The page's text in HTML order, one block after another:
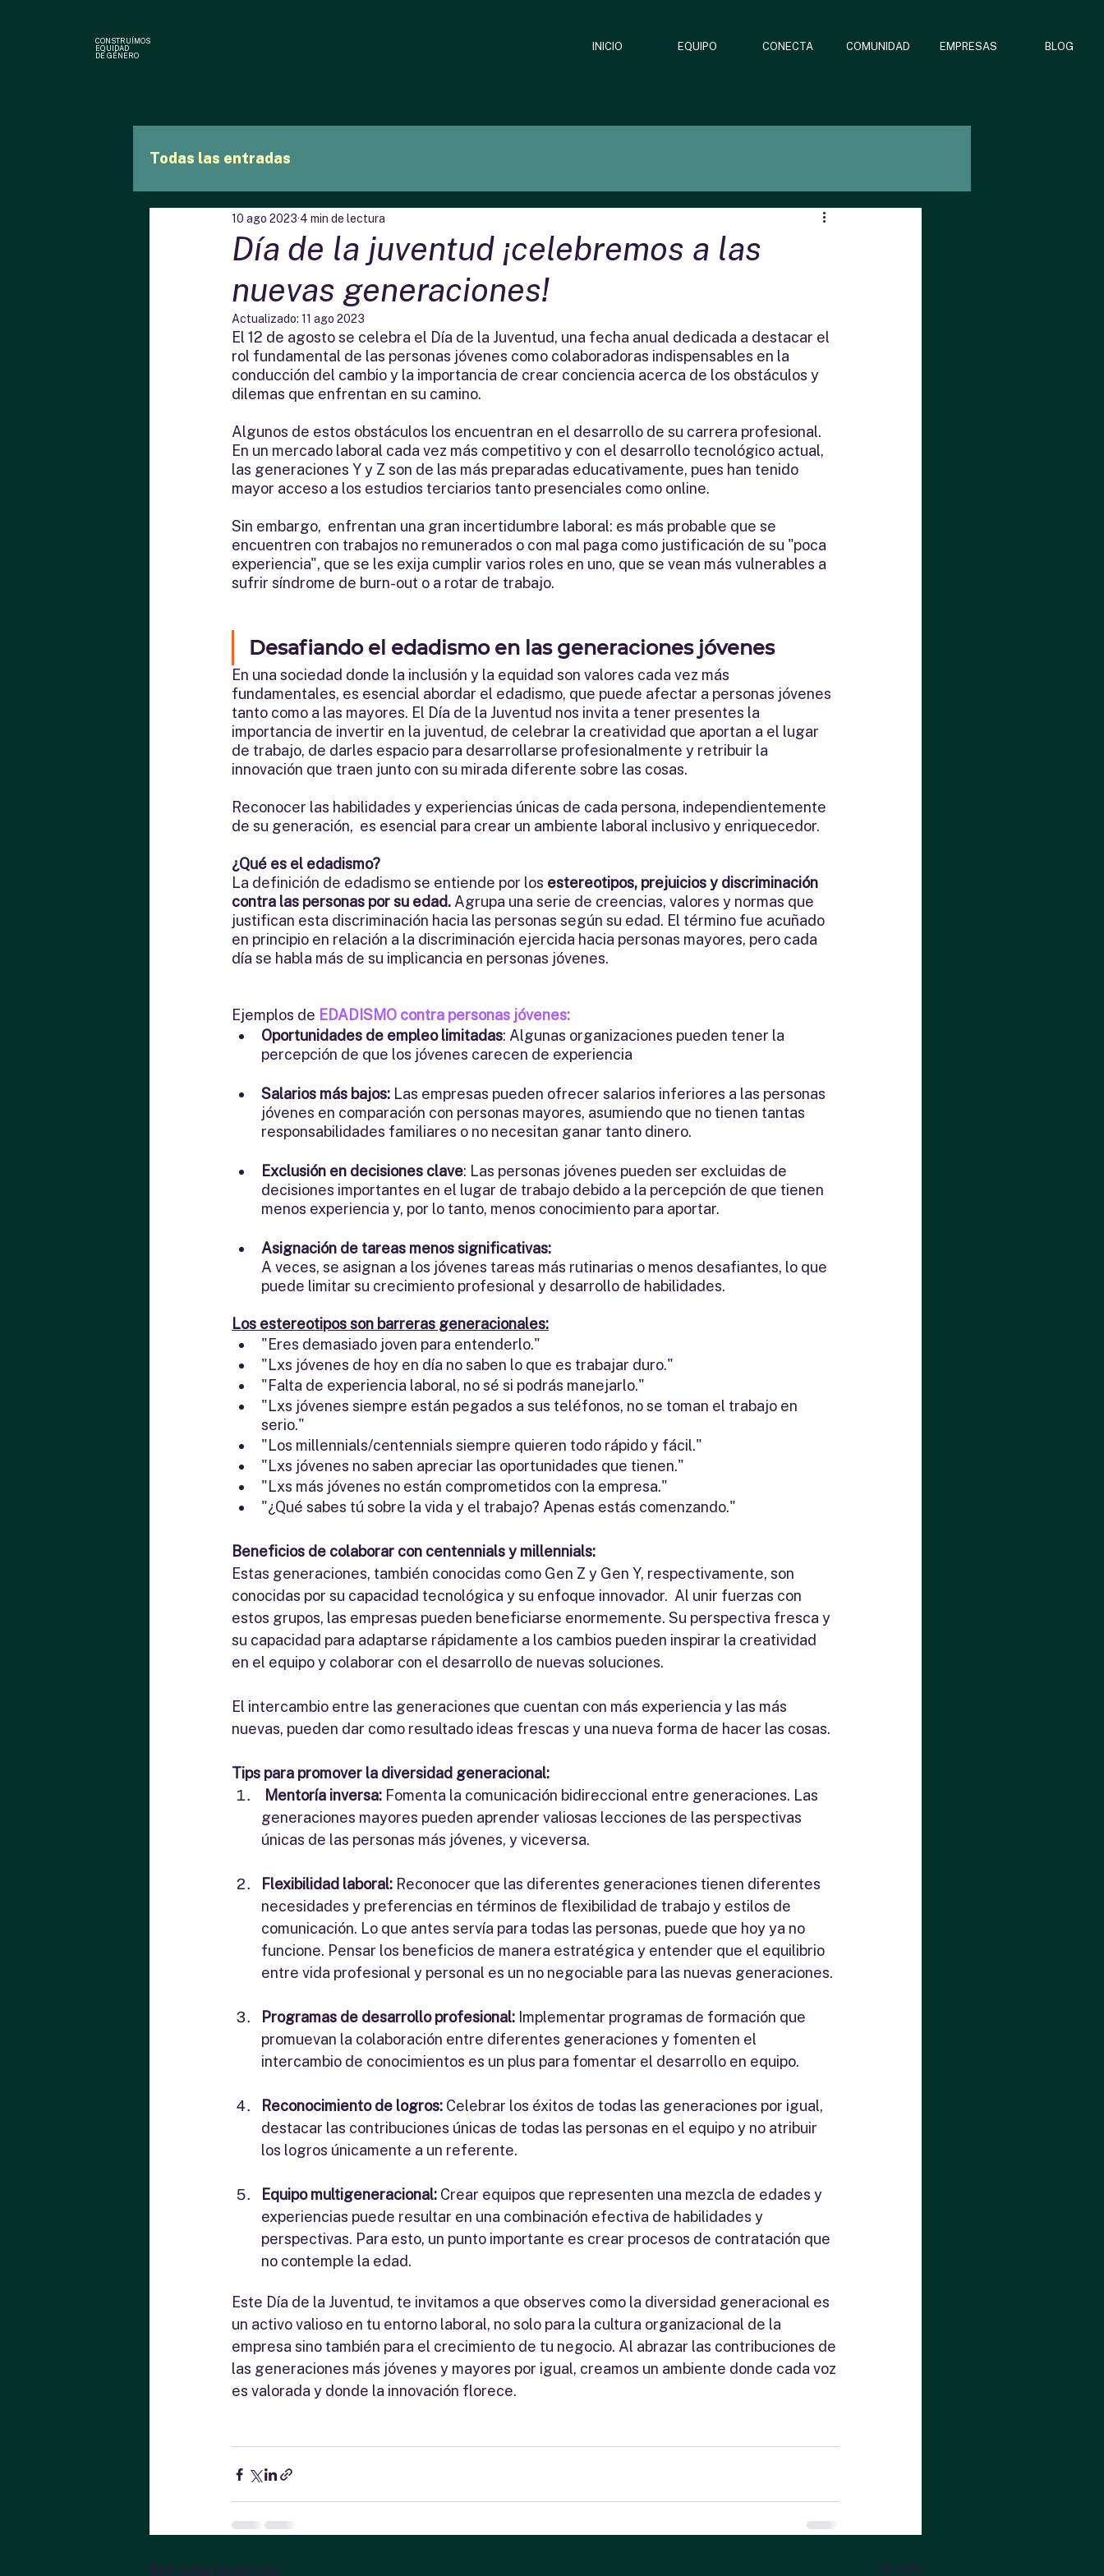
INICIO EQUIPO CONECTA COMUNIDAD EMPRESAS BLOG
CONSTRUÍMOS
EQUIDAD
DE GÉNERO
Todas las entradas
Día de la juventud ¡celebremos a las
nuevas generaciones!
10 ago 2023 4 min de lectura
Actualizado: 11 ago 2023
El 12 de agosto se celebra el Día de la Juventud, una fecha anual dedicada a destacar el
rol fundamental de las personas jóvenes como colaboradoras indispensables en la
conducción del cambio y la importancia de crear conciencia acerca de los obstáculos y
dilemas que enfrentan en su camino.
Algunos de estos obstáculos los encuentran en el desarrollo de su carrera profesional.
En un mercado laboral cada vez más competitivo y con el desarrollo tecnológico actual,
las generaciones Y y Z son de las más preparadas educativamente, pues han tenido
mayor acceso a los estudios terciarios tanto presenciales como online.
Sin embargo,  enfrentan una gran incertidumbre laboral: es más probable que se
encuentren con trabajos no remunerados o con mal paga como justificación de su "poca
experiencia", que se les exija cumplir varios roles en uno, que se vean más vulnerables a
sufrir síndrome de burn-out o a rotar de trabajo.
Desafiando el edadismo en las generaciones jóvenes
En una sociedad donde la inclusión y la equidad son valores cada vez más
fundamentales, es esencial abordar el edadismo, que puede afectar a personas jóvenes
tanto como a las mayores. El Día de la Juventud nos invita a tener presentes la
importancia de invertir en la juventud, de celebrar la creatividad que aportan a el lugar
de trabajo, de darles espacio para desarrollarse profesionalmente y retribuir la
innovación que traen junto con su mirada diferente sobre las cosas.
Reconocer las habilidades y experiencias únicas de cada persona, independientemente
de su generación,  es esencial para crear un ambiente laboral inclusivo y enriquecedor.
¿Qué es el edadismo?
La definición de edadismo se entiende por los estereotipos, prejuicios y discriminación
contra las personas por su edad. Agrupa una serie de creencias, valores y normas que
justifican esta discriminación hacia las personas según su edad. El término fue acuñado
en principio en relación a la discriminación ejercida hacia personas mayores, pero cada
día se habla más de su implicancia en personas jóvenes.
Ejemplos de EDADISMO contra personas jóvenes:
Oportunidades de empleo limitadas: Algunas organizaciones pueden tener la
percepción de que los jóvenes carecen de experiencia
Salarios más bajos: Las empresas pueden ofrecer salarios inferiores a las personas
jóvenes en comparación con personas mayores, asumiendo que no tienen tantas
responsabilidades familiares o no necesitan ganar tanto dinero.
Exclusión en decisiones clave: Las personas jóvenes pueden ser excluidas de
decisiones importantes en el lugar de trabajo debido a la percepción de que tienen
menos experiencia y, por lo tanto, menos conocimiento para aportar.
Asignación de tareas menos significativas:
A veces, se asignan a los jóvenes tareas más rutinarias o menos desafiantes, lo que
puede limitar su crecimiento profesional y desarrollo de habilidades.
Los estereotipos son barreras generacionales:
"Eres demasiado joven para entenderlo."
"Lxs jóvenes de hoy en día no saben lo que es trabajar duro."
"Falta de experiencia laboral, no sé si podrás manejarlo."
"Lxs jóvenes siempre están pegados a sus teléfonos, no se toman el trabajo en
serio."
"Los millennials/centennials siempre quieren todo rápido y fácil."
"Lxs jóvenes no saben apreciar las oportunidades que tienen."
"Lxs más jóvenes no están comprometidos con la empresa."
"¿Qué sabes tú sobre la vida y el trabajo? Apenas estás comenzando."
Beneficios de colaborar con centennials y millennials:
Estas generaciones, también conocidas como Gen Z y Gen Y, respectivamente, son
conocidas por su capacidad tecnológica y su enfoque innovador.  Al unir fuerzas con
estos grupos, las empresas pueden beneficiarse enormemente. Su perspectiva fresca y
su capacidad para adaptarse rápidamente a los cambios pueden inspirar la creatividad
en el equipo y colaborar con el desarrollo de nuevas soluciones.
El intercambio entre las generaciones que cuentan con más experiencia y las más
nuevas, pueden dar como resultado ideas frescas y una nueva forma de hacer las cosas.
Tips para promover la diversidad generacional:
Mentoría inversa: Fomenta la comunicación bidireccional entre generaciones. Las
generaciones mayores pueden aprender valiosas lecciones de las perspectivas
únicas de las personas más jóvenes, y viceversa.
Flexibilidad laboral: Reconocer que las diferentes generaciones tienen diferentes
necesidades y preferencias en términos de flexibilidad de trabajo y estilos de
comunicación. Lo que antes servía para todas las personas, puede que hoy ya no
funcione. Pensar los beneficios de manera estratégica y entender que el equilibrio
entre vida profesional y personal es un no negociable para las nuevas generaciones.
Programas de desarrollo profesional: Implementar programas de formación que
promuevan la colaboración entre diferentes generaciones y fomenten el
intercambio de conocimientos es un plus para fomentar el desarrollo en equipo.
Reconocimiento de logros: Celebrar los éxitos de todas las generaciones por igual,
destacar las contribuciones únicas de todas las personas en el equipo y no atribuir
los logros únicamente a un referente.
Equipo multigeneracional: Crear equipos que representen una mezcla de edades y
experiencias puede resultar en una combinación efectiva de habilidades y
perspectivas. Para esto, un punto importante es crear procesos de contratación que
no contemple la edad.
Este Día de la Juventud, te invitamos a que observes como la diversidad generacional es
un activo valioso en tu entorno laboral, no solo para la cultura organizacional de la
empresa sino también para el crecimiento de tu negocio. Al abrazar las contribuciones de
las generaciones más jóvenes y mayores por igual, creamos un ambiente donde cada voz
es valorada y donde la innovación florece.
Entradas recientes Ver todo